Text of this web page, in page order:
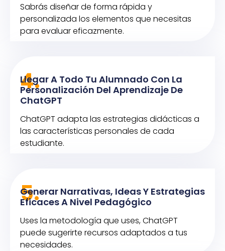
Sabrás diseñar de forma rápida y
personalizada los elementos que necesitas
para evaluar eficazmente.
4.
Llegar A Todo Tu Alumnado Con La
Personalización Del Aprendizaje De
ChatGPT
ChatGPT adapta las estrategias didácticas a
las características personales de cada
estudiante.
5.
Generar Narrativas, Ideas Y Estrategias
Eficaces A Nivel Pedagógico
Uses la metodología que uses, ChatGPT
puede sugerirte recursos adaptados a tus
necesidades.